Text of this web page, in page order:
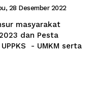
28 Desember 2022
masyarakat
dan Pesta
- UMKM serta